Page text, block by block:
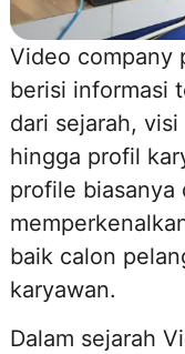
Video company
berisi informasi
dari sejarah,
hingga profil
profile biasanya
baik calon
karyawan.
Dalam sejarah